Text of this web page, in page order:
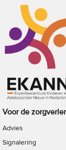
Voor de
Advies
Signalering